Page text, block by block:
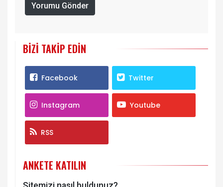
Yorumu Gönder
BIZI TAKIP EDIN
Facebook Twitter
Instagram Youtube
RSS
ANKETE KATILIN